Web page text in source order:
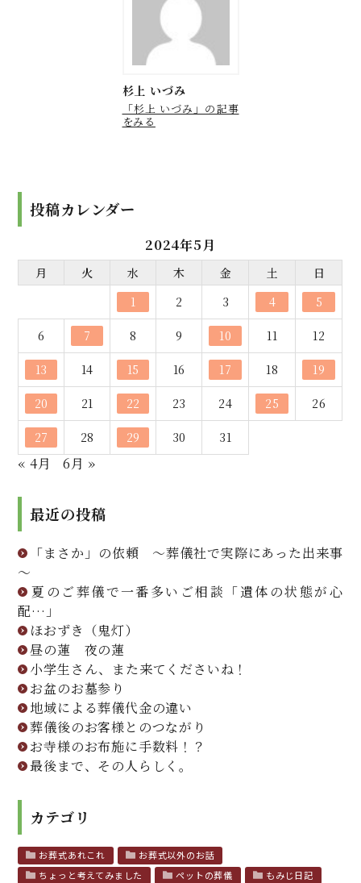
杉上 いづみ
「杉上 いづみ」の記事
をみる
投稿カレンダー
2024年5月
月 火 水 木 金 土
日
1
2 3 4 5
6 7 8 9 10 11 12
13 14 15 16 17 18 19
20 21 22 23 24 25 26
27 28 29 30 31
« 4月 6月 »
最近の投稿
「まさか」の依頼 ～葬儀社で実際にあった出来事
～
夏のご葬儀で一番多いご相談「遺体の状態が心
配…」
ほおずき（鬼灯）
昼の蓮 夜の蓮
小学生さん、また来てくださいね！
お盆のお墓参り
地域による葬儀代金の違い
葬儀後のお客様とのつながり
お寺様のお布施に手数料！？
最後まで、その人らしく。
カテゴリ
お葬式あれこれ
お葬式以外のお話
ちょっと考えてみました
ペットの葬儀 もみじ日記